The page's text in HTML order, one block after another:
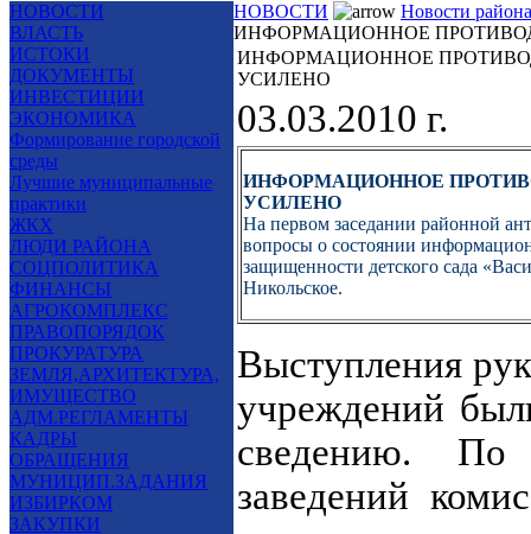
НОВОСТИ
ВЛАСТЬ
ИСТОКИ
ДОКУМЕНТЫ
ИНВЕСТИЦИИ
ЭКОНОМИКА
Формирование городской
среды
Лучшие муниципальные
практики
ЖКХ
ЛЮДИ РАЙОНА
СОЦПОЛИТИКА
ФИНАНСЫ
АГРОКОМПЛЕКС
ПРАВОПОРЯДОК
ПРОКУРАТУРА
ЗЕМЛЯ,АРХИТЕКТУРА,
ИМУЩЕСТВО
АДМ.РЕГЛАМЕНТЫ
КАДРЫ
ОБРАЩЕНИЯ
МУНИЦИП.ЗАДАНИЯ
ИЗБИРКОМ
ЗАКУПКИ
НОВОСТИ
Новости района
ИНФОРМАЦИОННОЕ
ИНФОРМАЦИОННОЕ
УСИЛЕНО
03.03.2010 г.
ИНФОРМАЦИОННОЕ
УСИЛЕНО
На первом заседании районной
вопросы о состоянии
защищенности детского сада
Никольское.
Выступления
учреждений
сведению.
заведений